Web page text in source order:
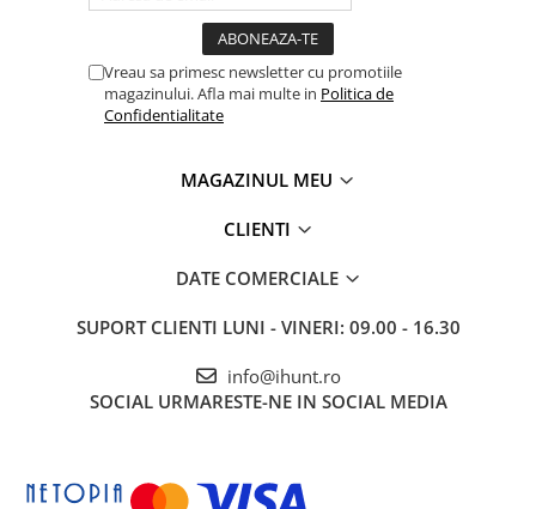
Vreau sa primesc newsletter cu promotiile
magazinului. Afla mai multe in Politica de
Confidentialitate
MAGAZINUL MEU
CLIENTI
DATE COMERCIALE
SUPORT CLIENTI LUNI - VINERI: 09.00 - 16.30
info@ihunt.ro
SOCIAL URMARESTE-NE IN SOCIAL MEDIA